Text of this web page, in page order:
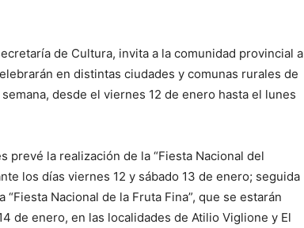
de Cultura, invita a la comunidad provincial a
en distintas ciudades y comunas rurales de
desde el viernes 12 de enero hasta el lunes
prevé la realización de la “Fiesta Nacional del
los días viernes 12 y sábado 13 de enero; seguida
Nacional de la Fruta Fina”, que se estarán
de enero, en las localidades de Atilio Viglione y El